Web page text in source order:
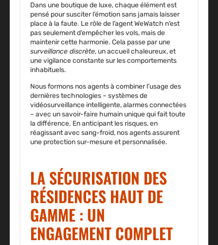
Dans une boutique de luxe, chaque élément est
pensé pour susciter l’émotion sans jamais laisser
place à la faute. Le rôle de l’agent WeWatch n’est
pas seulement d’empêcher les vols, mais de
maintenir cette harmonie. Cela passe par une
surveillance discrète, un accueil chaleureux, et
une vigilance constante sur les comportements
inhabituels.
Nous formons nos agents à combiner l’usage des
dernières technologies – systèmes de
vidéosurveillance intelligente, alarmes connectées
– avec un savoir-faire humain unique qui fait toute
la différence. En anticipant les risques, en
réagissant avec sang-froid, nos agents assurent
une protection sur-mesure et personnalisée.
LA SÉCURISATION DES
RÉSIDENCES HAUT DE
GAMME : UN
ENGAGEMENT COMPLET